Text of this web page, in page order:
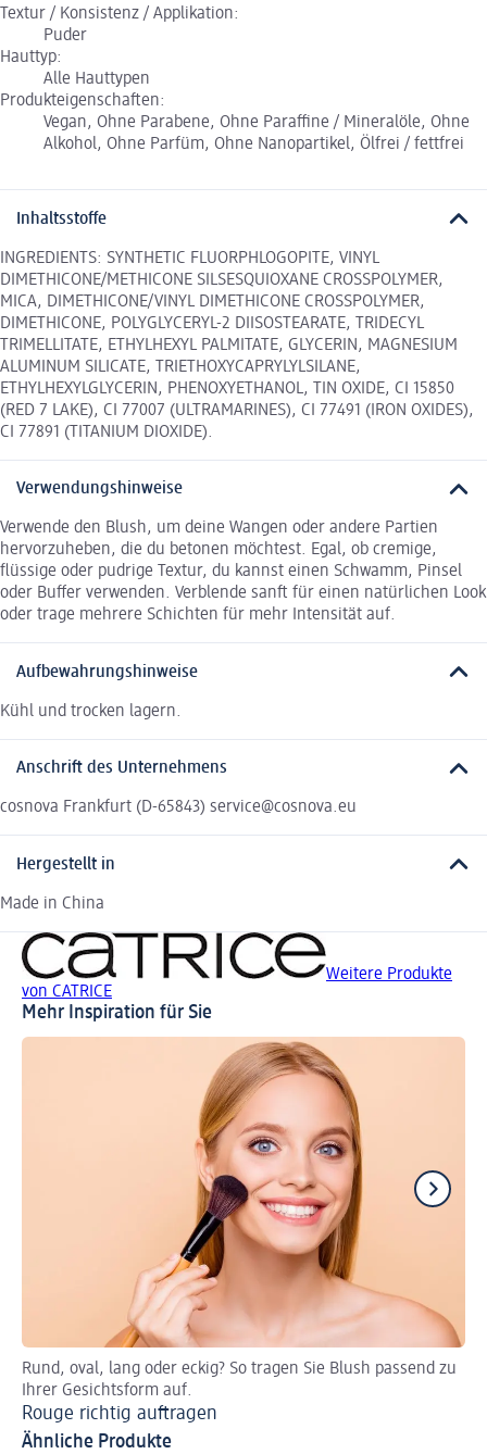
Textur / Konsistenz / Applikation:
Puder
Hauttyp:
Alle Hauttypen
Produkteigenschaften:
Vegan, Ohne Parabene, Ohne Paraffine / Mineralöle, Ohne
Alkohol, Ohne Parfüm, Ohne Nanopartikel, Ölfrei / fettfrei
Inhaltsstoffe
INGREDIENTS: SYNTHETIC FLUORPHLOGOPITE, VINYL
DIMETHICONE/METHICONE SILSESQUIOXANE CROSSPOLYMER,
MICA, DIMETHICONE/VINYL DIMETHICONE CROSSPOLYMER,
DIMETHICONE, POLYGLYCERYL-2 DIISOSTEARATE, TRIDECYL
TRIMELLITATE, ETHYLHEXYL PALMITATE, GLYCERIN, MAGNESIUM
ALUMINUM SILICATE, TRIETHOXYCAPRYLYLSILANE,
ETHYLHEXYLGLYCERIN, PHENOXYETHANOL, TIN OXIDE, CI 15850
(RED 7 LAKE), CI 77007 (ULTRAMARINES), CI 77491 (IRON OXIDES),
CI 77891 (TITANIUM DIOXIDE).
Verwendungshinweise
Verwende den Blush, um deine Wangen oder andere Partien
hervorzuheben, die du betonen möchtest. Egal, ob cremige,
flüssige oder pudrige Textur, du kannst einen Schwamm, Pinsel
oder Buffer verwenden. Verblende sanft für einen natürlichen Look
oder trage mehrere Schichten für mehr Intensität auf.
Aufbewahrungshinweise
Kühl und trocken lagern.
Anschrift des Unternehmens
cosnova Frankfurt (D-65843) service@cosnova.eu
Hergestellt in
Made in China
Weitere Produkte
von CATRICE
Mehr Inspiration für Sie
Rund, oval, lang oder eckig? So tragen Sie Blush passend zu
Ihrer Gesichtsform auf.
Rouge richtig auftragen
Ähnliche Produkte